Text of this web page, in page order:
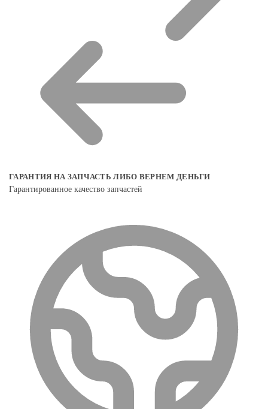
ГАРАНТИЯ НА ЗАПЧАСТЬ ЛИБО ВЕРНЕМ ДЕНЬГИ
Гарантированное качество запчастей